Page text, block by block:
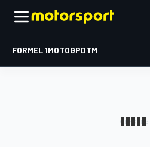
FORMEL 1MOTOGPDTM